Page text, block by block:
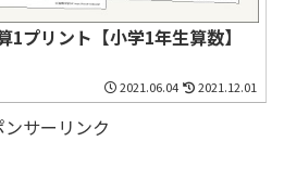
プリント【小学1年生算数】
2021.06.04 2021.12.01
ンサーリンク